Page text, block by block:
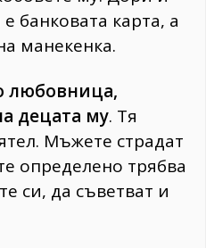
банковата карта, а
манекенка.
любовницa,
децата му. Тя
Мъжете страдат
определено трябва
си, да съветват и